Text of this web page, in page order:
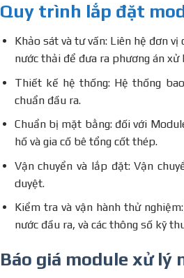
Quy trình lắp đặt
Khảo sát và tư vấn: Liên hệ đơn
nước thải để đưa ra phương án xử
Thiết kế hệ thống: Hệ thống
chuẩn đầu ra.
Chuẩn bị mặt bằng: đối với
hố và gia cố bê tổng cốt thép.
Vận chuyển và lắp đặt: Vận
duyệt.
Kiểm tra và vận hành thử
nước đầu ra, và các thông số kỹ
Báo giá module xử lý